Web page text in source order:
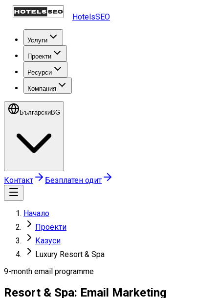
HotelsSEO
Услуги
Проекти
Ресурси
Компания
БългарскиBG
Контакт Безплатен одит
Начало
Проекти
Казуси
Luxury Resort & Spa
9-month email programme
Resort & Spa: Email Marketing